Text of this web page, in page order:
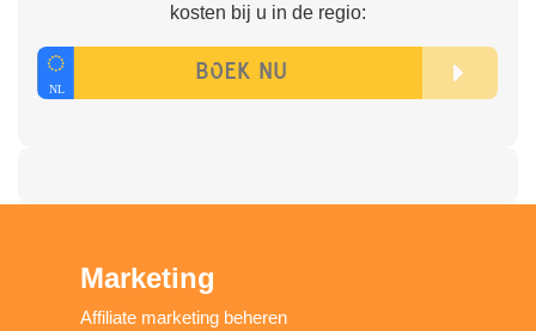
kosten bij u in de regio:
Marketing
Affiliate marketing beheren